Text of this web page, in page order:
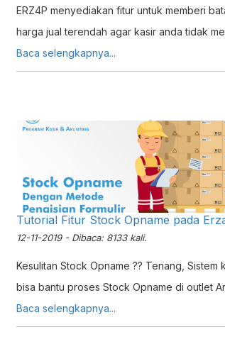
ERZ4P menyediakan fitur untuk memberi
harga jual terendah agar kasir anda tidak
harga dibawah harga jual minimum yang
ditentukan. Di Tutorial kali ini kami akan
Baca selengkapnya...
Tutorial Fitur Stock Opname pada
12-11-2019 - Dibaca: 8133 kali.
Kesulitan Stock Opname ?? Tenang, Sistem
bisa bantu proses Stock Opname di outlet
lebih cepat, lebih akurat
Baca selengkapnya...